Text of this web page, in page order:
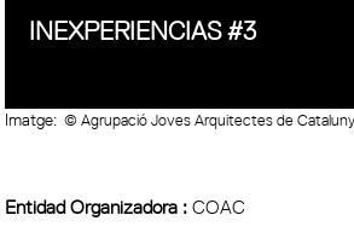
INEXPERIENCIAS #3
Imatge: © Agrupació Joves Arquitectes de
Entidad Organizadora :COAC